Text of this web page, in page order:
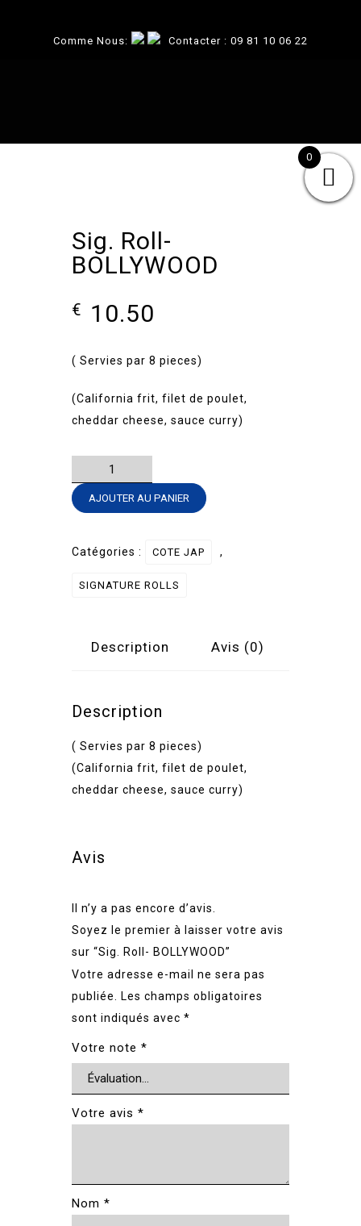
Comme Nous: Contacter : 09 81 10 06 22
Sig. Roll-
BOLLYWOOD
€ 10.50
( Servies par 8 pieces)
(California frit, filet de poulet,
cheddar cheese, sauce curry)
quantité
de
Sig.
BOLLYWOOD
AJOUTER AU PANIER
Catégories : COTE JAP ,
SIGNATURE ROLLS
Description Avis (0)
Description
( Servies par 8 pieces)
(California frit, filet de poulet,
cheddar cheese, sauce curry)
Avis
Il n’y a pas encore d’avis.
Soyez le premier à laisser votre avis
sur “Sig. Roll- BOLLYWOOD”
Votre adresse e-mail ne sera pas
publiée.
Les champs obligatoires
sont indiqués avec *
Votre note *
Votre avis *
Nom *
0